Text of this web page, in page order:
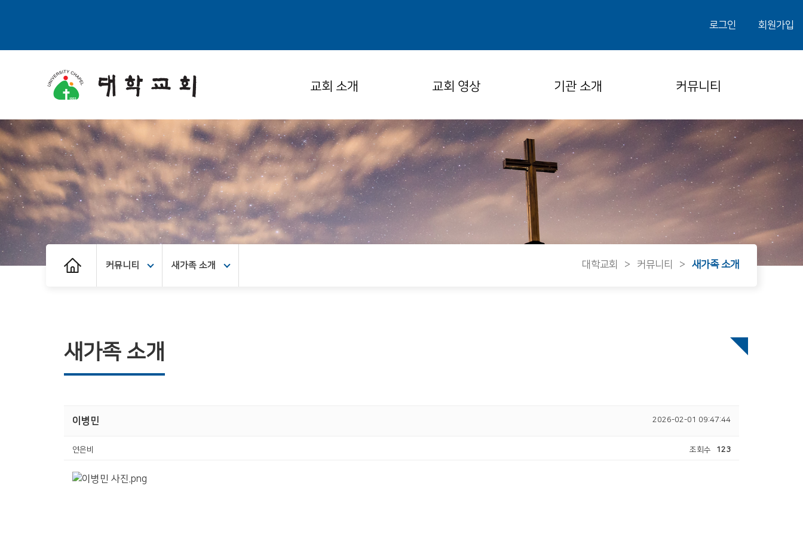
회원가입
로그인
교회 소개 교회 영상 기관 소개 커뮤니티
커뮤니티 새가족 소개 대학교회 > 커뮤니티 > 새가족 소개
새가족 소개
이병민 2026-02-01 09:47:44
연은비 조회수 123